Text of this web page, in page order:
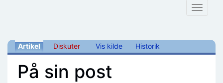
Toggle
Artikel Diskuter Vis kilde Historik
På sin post